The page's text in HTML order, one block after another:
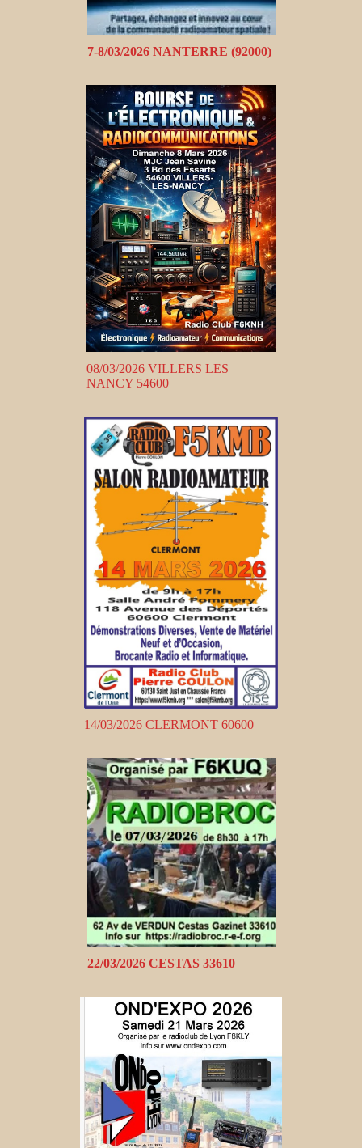
7-8/03/2026 NANTERRE (92000)
08/03/2026 VILLERS LES
NANCY 54600
14/03/2026 CLERMONT 60600
22/03/2026 CESTAS 33610